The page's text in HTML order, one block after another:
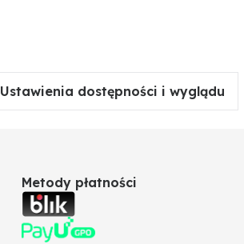
Ustawienia dostępności i wyglądu
Metody płatności